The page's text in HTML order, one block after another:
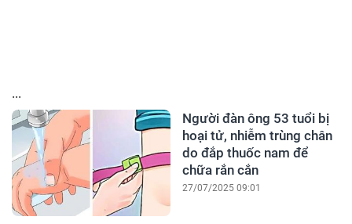
...
Người đàn ông 53 tuổi bị
hoại tử, nhiễm trùng chân
do đắp thuốc nam để
chữa rắn cắn
27/07/2025 09:01